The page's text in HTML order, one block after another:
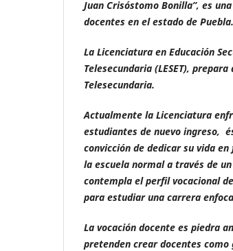
Juan Crisóstomo Bonilla”, es
docentes en el estado de Puebla.
La Licenciatura en Educación
Telesecundaria (LESET),
Telesecundaria.
Actualmente la Licenciatura
estudiantes de nuevo ingreso,
convicción de dedicar su vida
la escuela normal a través de
contempla el perfil vocacional
para estudiar una carrera
La vocación docente es piedra
pretenden crear docentes como